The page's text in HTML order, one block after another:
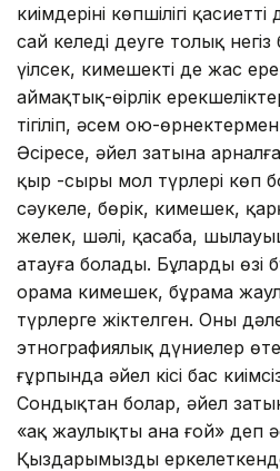
киімдерінің көпшілігі
сай келеді деуге толық
үңілсек, кимешектің де жас
аймақтық-өңірлік
тігіліп, әсем ою-өрнектермен
Әсіресе, әйел затына
қыр -сыры мол түрлері көп
сәукеле, бөрік, кимешек,
желек, шәлі, қасаба,
атауға болады. Бұлардың өзі
орама кимешек, бұрама
түрлерге жіктелген. Оны
этнографиялық дүниелер
ғұрпында әйел кісі бас
Сондықтан болар, әйел
«ақ жаулықты ана ғой» деп
Қыздарымызды